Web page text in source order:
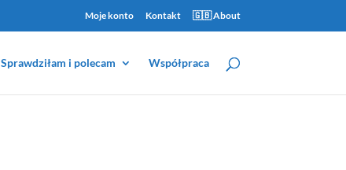
Moje konto Kontakt 🇬🇧 About
Sprawdziłam i polecam Współpraca